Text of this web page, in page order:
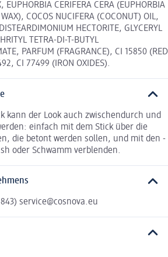
EUPHORBIA CERIFERA CERA (EUPHORBIA
COCOS NUCIFERA (COCONUT) OIL,
HECTORITE, GLYCERYL
TETRA-DI-T-BUTYL
PARFUM (FRAGRANCE), CI 15850 (RED
CI 77499 (IRON OXIDES).
kann der Look auch zwischendurch und
einfach mit dem Stick über die
die betont werden sollen, und mit den -
oder Schwamm verblenden.
service@cosnova.eu